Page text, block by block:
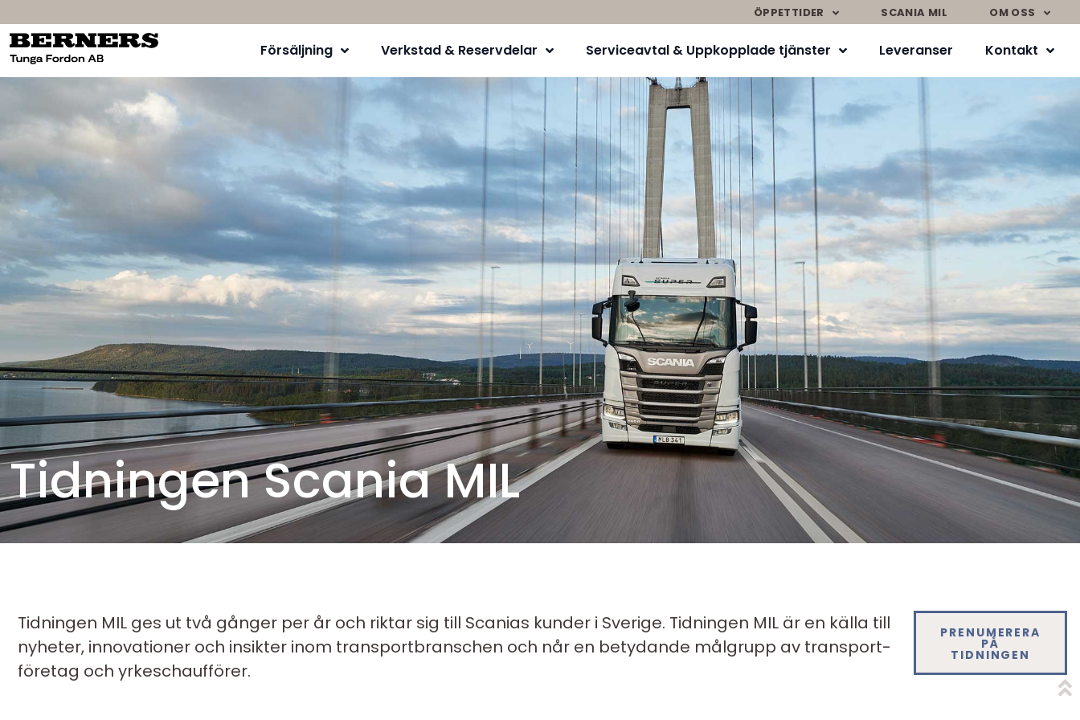
ÖPPETTIDER SCANIA MIL OM OSS
Försäljning Verkstad & Reservdelar Serviceavtal & Uppkopplade tjänster Leveranser Kontakt
Tidningen Scania MIL
Tidningen MIL ges ut två gånger per år och riktar sig till Scanias kunder i Sverige. Tidningen MIL är en källa till
nyheter, innovationer och insikter inom transport­branschen och når en betydande målgrupp av transport­
företag och yrkes­chaufförer.
LÄS
TIDNINGEN
PRENUMERERA
PÅ
TIDNINGEN